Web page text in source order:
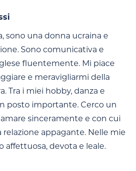
sono una donna ucraina e
Sono comunicativa e
fluentemente. Mi piace
e meravigliarmi della
Tra i miei hobby, danza e
posto importante. Cerco un
sinceramente e con cui
relazione appagante. Nelle mie
affettuosa, devota e leale.